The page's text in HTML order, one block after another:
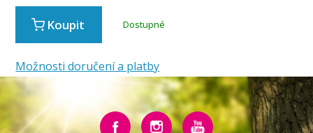
Koupit Dostupné
Možnosti doručení a platby